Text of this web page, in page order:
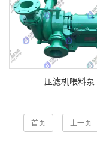
压滤机喂料泵
首页 上一页